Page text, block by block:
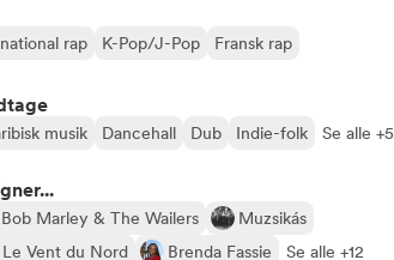
rap K-Pop/J-Pop
Fransk rap
musik Dancehall Dub Indie-folk Se alle +5
Bob Marley & The Wailers
Muzsikás
Le Vent du Nord Brenda Fassie Se alle +12